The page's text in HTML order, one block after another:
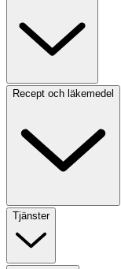
Recept och läkemedel
Tjänster